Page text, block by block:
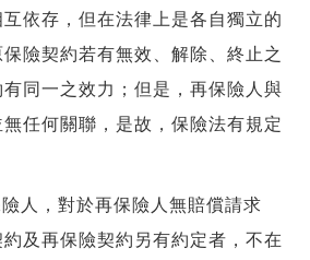
依存，但在法律上是各自獨立的
險契約若有無效、解除、終止之
同一之效力；但是，再保險人與
任何關聯，是故，保險法有規定
人，對於再保險人無賠償請求
及再保險契約另有約定者，不在